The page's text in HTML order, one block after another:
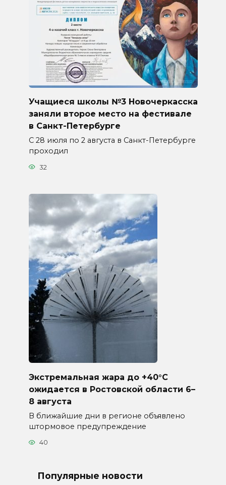
Учащиеся школы №3 Новочеркасска
заняли второе место на фестивале
в Санкт-Петербурге
С 28 июля по 2 августа в Санкт-Петербурге
проходил
32
Экстремальная жара до +40°C
ожидается в Ростовской области 6–
8 августа
В ближайшие дни в регионе объявлено
штормовое предупреждение
40
Популярные новости